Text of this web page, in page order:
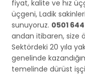
fiyat, kalite ve hız
üçgeni, Ladik
sunuyoruz. 0501 644
andan itibaren, size
Sektördeki 20 yıla
genelinde
temelinde dürüst